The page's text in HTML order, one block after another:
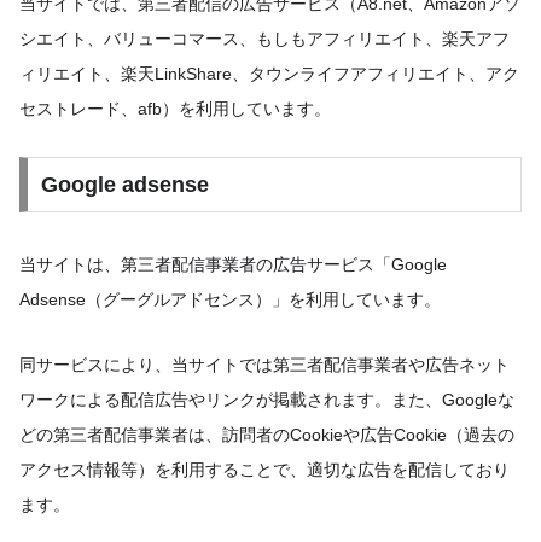
当サイトでは、第三者配信の広告サービス（A8.net、Amazonアソ
シエイト、バリューコマース、もしもアフィリエイト、楽天アフ
ィリエイト、楽天LinkShare、タウンライフアフィリエイト、アク
セストレード、afb）を利用しています。
Google adsense
当サイトは、第三者配信事業者の広告サービス「Google
Adsense（グーグルアドセンス）」を利用しています。
同サービスにより、当サイトでは第三者配信事業者や広告ネット
ワークによる配信広告やリンクが掲載されます。また、Googleな
どの第三者配信事業者は、訪問者のCookieや広告Cookie（過去の
アクセス情報等）を利用することで、適切な広告を配信しており
ます。